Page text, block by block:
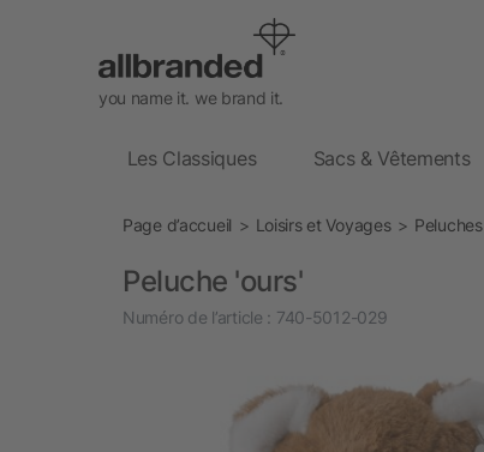
you name it. we brand it.
Les Classiques Sacs & Vêtements
Page d’accueil Loisirs et Voyages Peluches
Peluche 'ours'
Numéro de l’article : 740-5012-029